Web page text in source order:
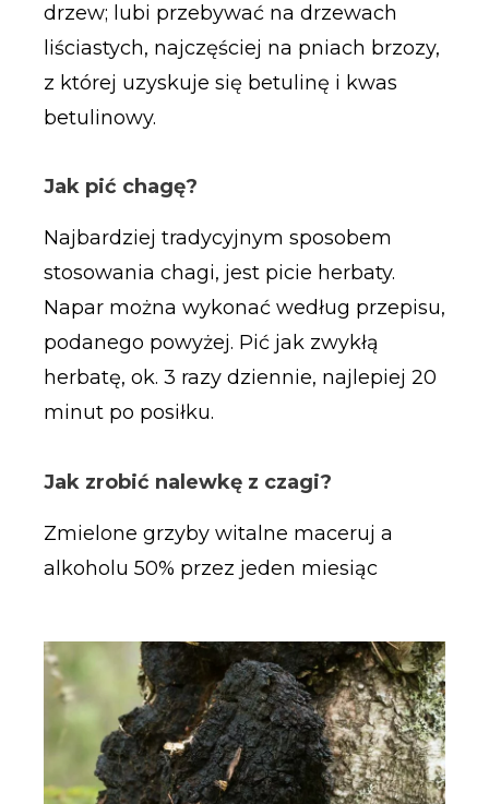
drzew; lubi przebywać na drzewach
liściastych, najczęściej na pniach brzozy,
z której uzyskuje się betulinę i kwas
betulinowy.
Jak pić chagę?
Najbardziej tradycyjnym sposobem
stosowania chagi, jest picie herbaty.
Napar można wykonać według przepisu,
podanego powyżej. Pić jak zwykłą
herbatę, ok. 3 razy dziennie, najlepiej 20
minut po posiłku.
Jak zrobić nalewkę z czagi?
Zmielone grzyby witalne maceruj a
alkoholu 50% przez jeden miesiąc